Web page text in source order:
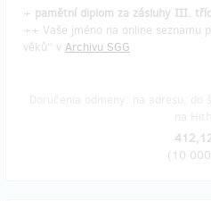
+ pamětní diplom za zásluhy III.
++ Vaše jméno na online seznamu
věků“ v Archivu SGG
(10